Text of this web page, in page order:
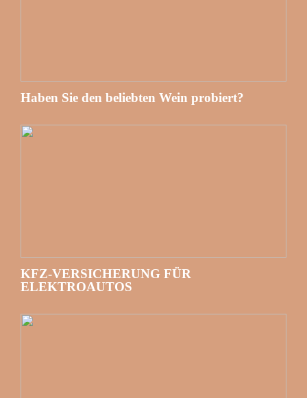
Haben Sie den beliebten Wein probiert?
KFZ-VERSICHERUNG FÜR
ELEKTROAUTOS